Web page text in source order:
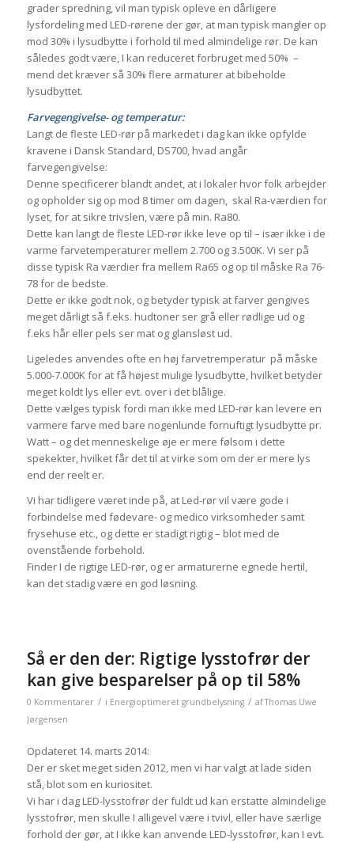
grader spredning, vil man typisk opleve en dårligere
lysfordeling med LED-rørene der gør, at man typisk mangler op
mod 30% i lysudbytte i forhold til med almindelige rør. De kan
således godt være, I kan reduceret forbruget med 50% –
mend det kræver så 30% flere armaturer at bibeholde
lysudbyttet.
Farvegengivelse- og temperatur:
Langt de fleste LED-rør på markedet i dag kan ikke opfylde
kravene i Dansk Standard, DS700, hvad angår
farvegengivelse:
Denne specificerer blandt andet, at i lokaler hvor folk arbejder
og opholder sig op mod 8 timer om dagen, skal Ra-værdien for
lyset, for at sikre trivslen, være på min. Ra80.
Dette kan langt de fleste LED-rør ikke leve op til – især ikke i de
varme farvetemperaturer mellem 2.700 og 3.500K. Vi ser på
disse typisk Ra værdier fra mellem Ra65 og op til måske Ra 76-
78 for de bedste.
Dette er ikke godt nok, og betyder typisk at farver gengives
meget dårligt så f.eks. hudtoner ser grå eller rødlige ud og
f.eks hår eller pels ser mat og glansløst ud.
Ligeledes anvendes ofte en høj farvetremperatur på måske
5.000-7.000K for at få højest mulige lysudbytte, hvilket betyder
meget koldt lys eller evt. over i det blålige.
Dette vælges typisk fordi man ikke med LED-rør kan levere en
varmere farve med bare nogenlunde fornuftigt lysudbytte pr.
Watt – og det menneskelige øje er mere følsom i dette
spekekter, hvilket får det til at virke som om der er mere lys
end der reelt er.
Vi har tidligere været inde på, at Led-rør vil være gode i
forbindelse med fødevare- og medico virksomheder samt
frysehuse etc., og dette er stadigt rigtig – blot med de
ovenstående forbehold.
Finder I de rigtige LED-rør, og er armaturerne egnede hertil,
kan det stadig være en god løsning.
Så er den der: Rigtige lysstofrør der
kan give besparelser på op til 58%
0 Kommentarer / i Energioptimeret grundbelysning / afThomas Uwe
Jørgensen
Opdateret 14. marts 2014:
Der er sket meget siden 2012, men vi har valgt at lade siden
stå, blot som en kuriositet.
Vi har i dag LED-lysstofrør der fuldt ud kan erstatte almindelige
lysstofrør, men skulle I alligevel være i tvivl, eller have særlige
forhold der gør, at I ikke kan anvende LED-lysstofrør, kan I evt.